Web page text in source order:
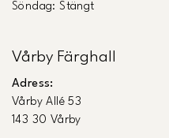
Söndag: Stängt
Vårby Färghall
Adress:
Vårby Allé 53
143 30 Vårby